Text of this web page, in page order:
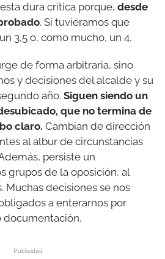
dura crítica porque, desde
. Si tuviéramos que
3,5 o, como mucho, un 4.
de forma arbitraria, sino
y decisiones del alcalde y su
año. Siguen siendo un
que no termina de
claro. Cambian de dirección
al albur de circunstancias
persiste un
grupos de la oposición, al
Muchas decisiones se nos
a enterarnos por
documentación.